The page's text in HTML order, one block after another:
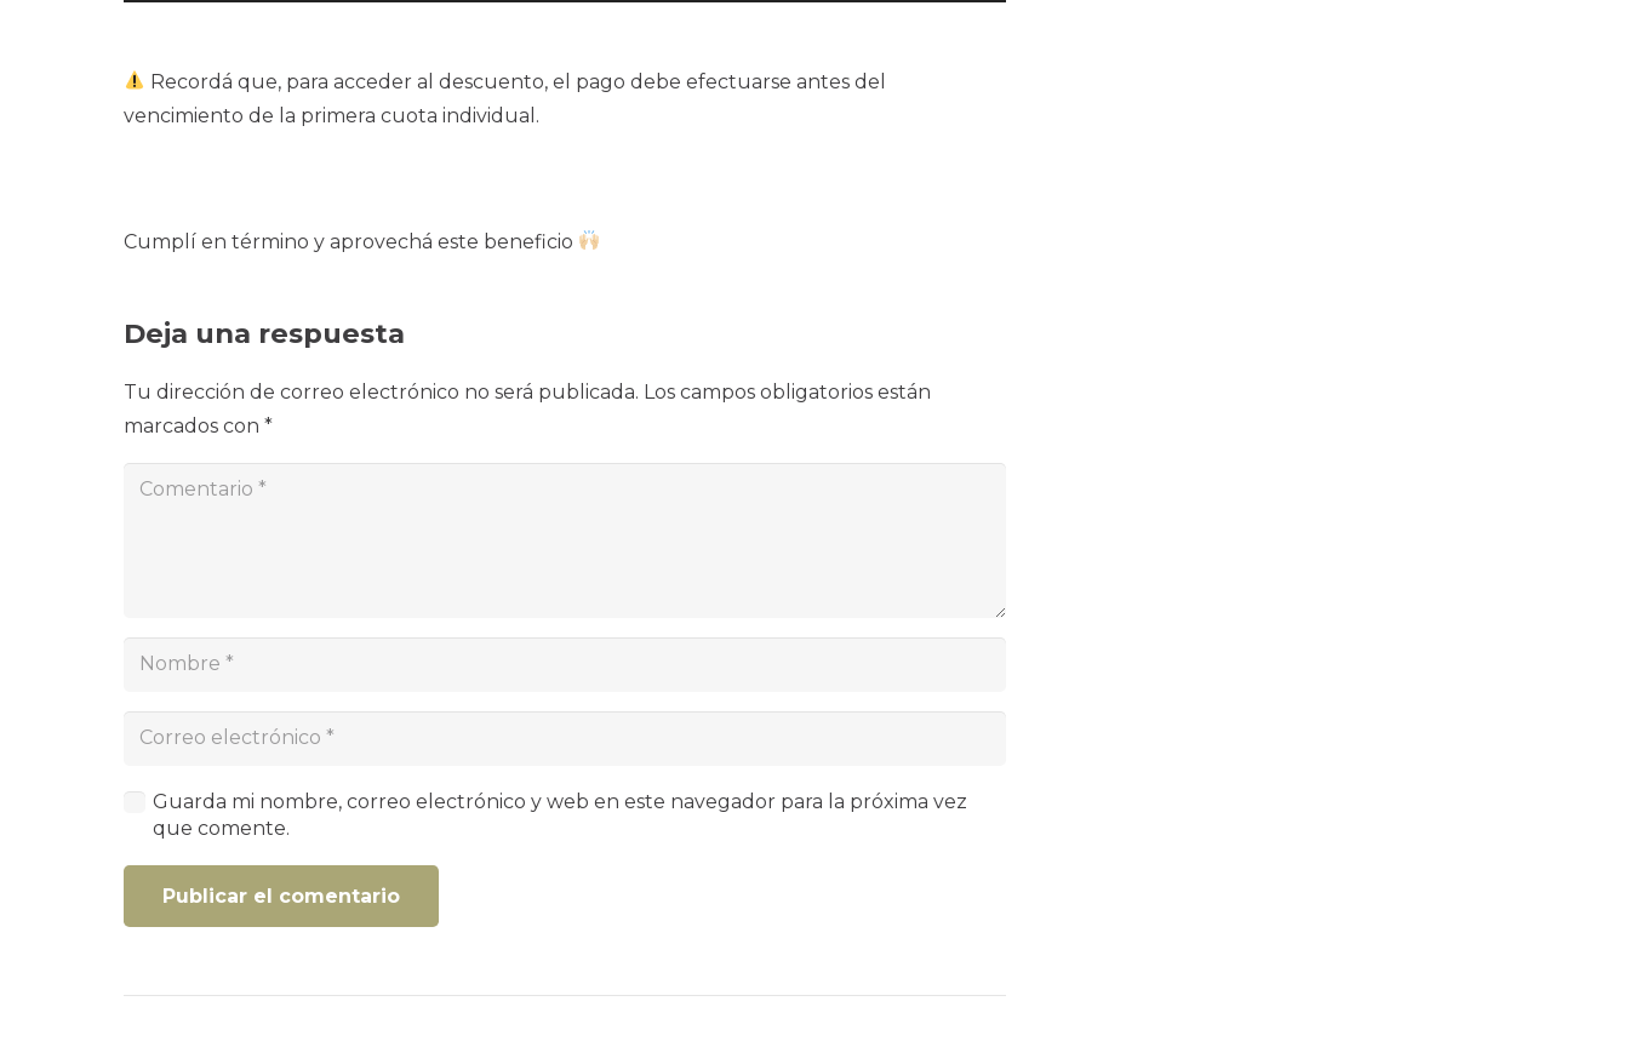
Recordá que, para acceder al descuento, el pago debe efectuarse antes del
vencimiento de la primera cuota individual.
Cumplí en término y aprovechá este beneficio
Deja una respuesta
Tu dirección de correo electrónico no será publicada. Los campos obligatorios están
marcados con *
Guarda mi nombre, correo electrónico y web en este navegador para la próxima vez
que comente.
Publicar el comentario